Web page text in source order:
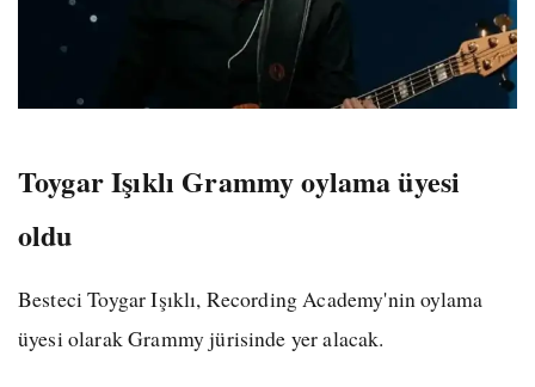
Toygar Işıklı Grammy oylama üyesi
oldu
Besteci Toygar Işıklı, Recording Academy'nin oylama
üyesi olarak Grammy jürisinde yer alacak.